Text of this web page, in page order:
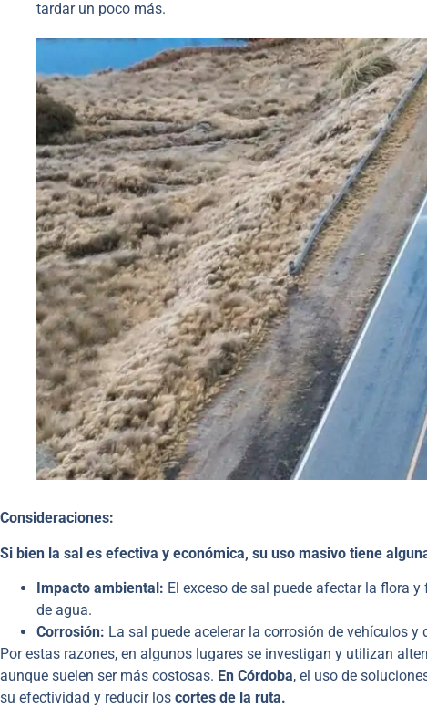
tardar un poco más.
Consideraciones:
Si bien la sal es efectiva y económica, su uso masivo tiene
Impacto ambiental: El exceso de sal puede afectar la flora
de agua.
Corrosión: La sal puede acelerar la corrosión de vehículos
Por estas razones, en algunos lugares se investigan y utilizan
aunque suelen ser más costosas. En Córdoba, el uso de
su efectividad y reducir los cortes de la ruta.